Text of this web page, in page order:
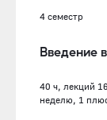
4 семестр
Введение
40 ч, лекций
неделю, 1